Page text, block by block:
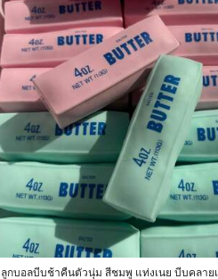
ลูกบอลบีบช้าคืนตัวนุ่ม สีชมพู แท่งเนย บีบคลายเ